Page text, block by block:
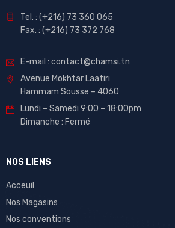
Tel. : (+216) 73 360 065
Fax. : (+216) 73 372 768
E-mail : contact@chamsi.tn
Avenue Mokhtar Laatiri
Hammam Sousse – 4060
Lundi – Samedi 9:00 – 18:00pm
Dimanche : Fermé
NOS LIENS
Acceuil
Nos Magasins
Nos conventions